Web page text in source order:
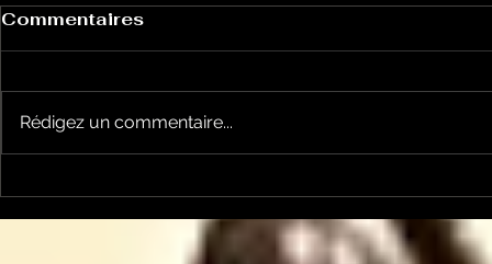
contestations à Foix
sera
élections
Commentaires
Rédigez un commentaire...